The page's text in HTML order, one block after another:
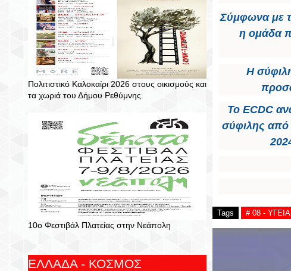
Πολιτιστικό Καλοκαίρι 2026 στους οικισμούς και
τα χωριά του Δήμου Ρεθύμνης.
10ο Φεστιβάλ Πλατείας στην Νεάπολη
ΕΛΛΑΔΑ - ΚΟΣΜΟΣ
Σύμφωνα με
η ομάδα
Η
Το ECDC
σύφιλης από
Tags # 08 - ΥΓΕΙΑ